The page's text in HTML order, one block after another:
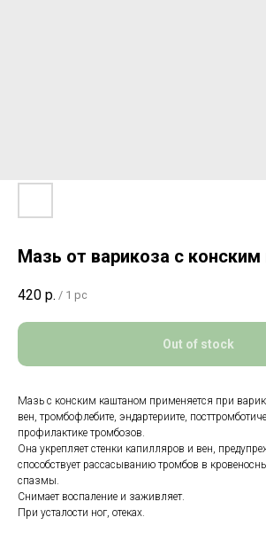
Мазь от варикоза с
420 р. / 1 pc
Out of stock
Мазь с конским каштаном применяется при
вен, тромбофлебите, эндартериите,
профилактике тромбозов.
Она укрепляет стенки капилляров и вен,
способствует рассасыванию тромбов в
спазмы.
Снимает воспаление и заживляет.
При усталости ног, отеках.